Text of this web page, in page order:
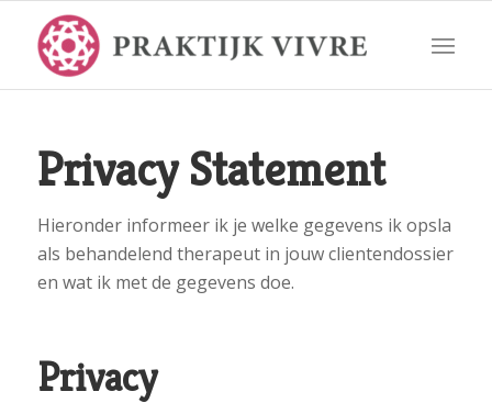
Privacy Statement
Hieronder informeer ik je welke gegevens ik opsla
als behandelend therapeut in jouw clientendossier
en wat ik met de gegevens doe.
Privacy